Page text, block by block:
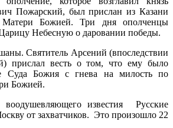
Пожарский, был прислан из Казани
Матери Божией. Три дня ополченцы
Небесную о даровании победы.
Святитель Арсений (впоследствии
прислал весть о том, что ему было
Суда Божия с гнева на милость по
Божией.
воодушевляющего известия Русские
от захватчиков. Это произошло 22